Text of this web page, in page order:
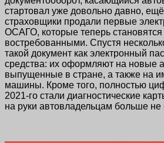
стартовал уже довольно давно, ещё
страховщики продали первые
ОСАГО, которые теперь
востребованными. Спустя
такой документ как электронный
средства: их оформляют на новые
выпущенные в стране, а также на
машины. Кроме того, полностью
2021-го стали диагностические
на руки автовладельцам больше